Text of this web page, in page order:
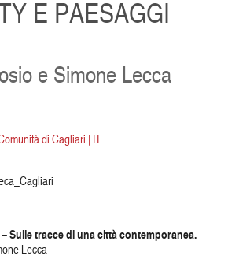
E PAESAGGI
e Simone Lecca
di Cagliari | IT
Sulle tracce di una città contemporanea.
Lecca